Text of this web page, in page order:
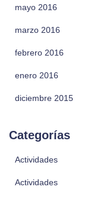
mayo 2016
marzo 2016
febrero 2016
enero 2016
diciembre 2015
Categorías
Actividades
Actividades